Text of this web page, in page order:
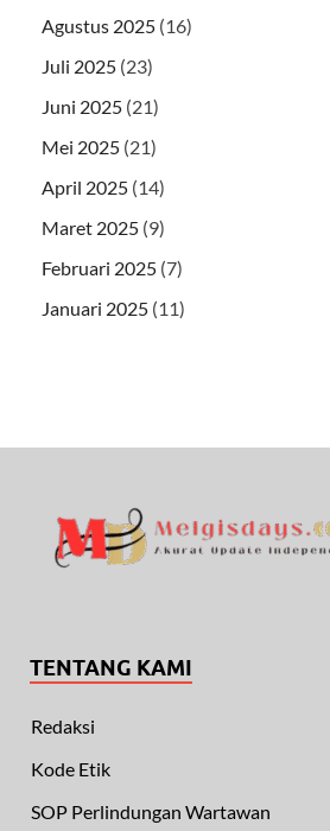
Agustus 2025 (16)
Juli 2025 (23)
Juni 2025 (21)
Mei 2025 (21)
April 2025 (14)
Maret 2025 (9)
Februari 2025 (7)
Januari 2025 (11)
TENTANG KAMI
Redaksi
Kode Etik
SOP Perlindungan Wartawan